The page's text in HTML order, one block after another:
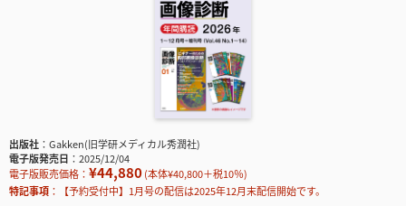
出版社
Gakken(旧学研メディカル秀潤社)
電子版発売日
2025/12/04
電子版販売価格： ¥44,880(本体¥40,800＋税10％)
特記事項
【予約受付中】1月号の配信は2025年12月末配信開始です。